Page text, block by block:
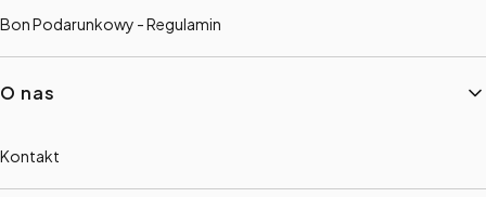
Bon Podarunkowy - Regulamin
O nas
Kontakt